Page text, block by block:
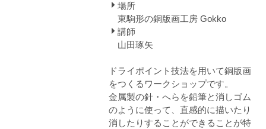
場所
東駒形の銅版画工房 Gokko
講師
山田琢矢
ドライポイント技法を用いて銅版画
をつくるワークショップです。
金属製の針・へらを鉛筆と消しゴム
のように使って、直感的に描いたり
消したりすることができることが特